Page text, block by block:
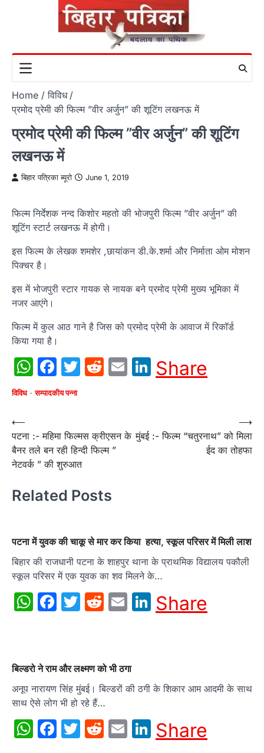
Home
विविध
प्रमोद प्रेमी की फिल्म ”वीर अर्जुन” की शूटिंग लखनऊ में
प्रमोद प्रेमी की फिल्म ”वीर अर्जुन” की शूटिंग
लखनऊ में
बिहार पत्रिका ब्यूरो June 1, 2019
फिल्म निर्देशक नन्द किशोर महतो की भोजपुरी फिल्म ”वीर अर्जुन” की
शूटिंग स्टार्ट लखनऊ में होगी।
इस फिल्म के लेखक शमशेर ,छायांकन डी.के.शर्मा और निर्माता ओम मोशन
पिक्चर है।
इस में भोजपुरी स्टार गायक से नायक बने प्रमोद प्रेमी मुख्य भूमिका में
नजर आएंगे।
फिल्म में कुल आठ गाने है जिस को प्रमोद प्रेमी के आवाज में रिकॉर्ड
किया गया है।
WhatsApp
Facebook
Twitter
Reddit
EmailLinkedIn
Share
विविध सम्पादकीय पन्ना
Post
navigation
⟵
पटना :- महिमा फिल्मस क्रीएसन के
बैनर तले बन रही हिन्दी फिल्म ”
नेटवर्क ” की शुरुआत
मुंबई :- फिल्म “चतुरनाथ” को मिला
ईद का तोहफा
⟶
Related Posts
पटना में युवक की चाकू से मार कर किया हत्या, स्कूल परिसर में मिली लाश
बिहार की राजधानी पटना के शाहपुर थाना के प्राथमिक विद्यालय पकौली
स्कूल परिसर में एक युवक का शव मिलने के…
WhatsApp
Facebook
Twitter
Reddit
EmailLinkedIn
Share
बिल्डरो ने राम और लक्ष्मण को भी ठगा
अनूप नारायण सिंह मुंबई। बिल्डरों की ठगी के शिकार आम आदमी के साथ
साथ ऐसे लोग भी हो रहे हैं…
WhatsApp
Facebook
Twitter
Reddit
EmailLinkedIn
Share